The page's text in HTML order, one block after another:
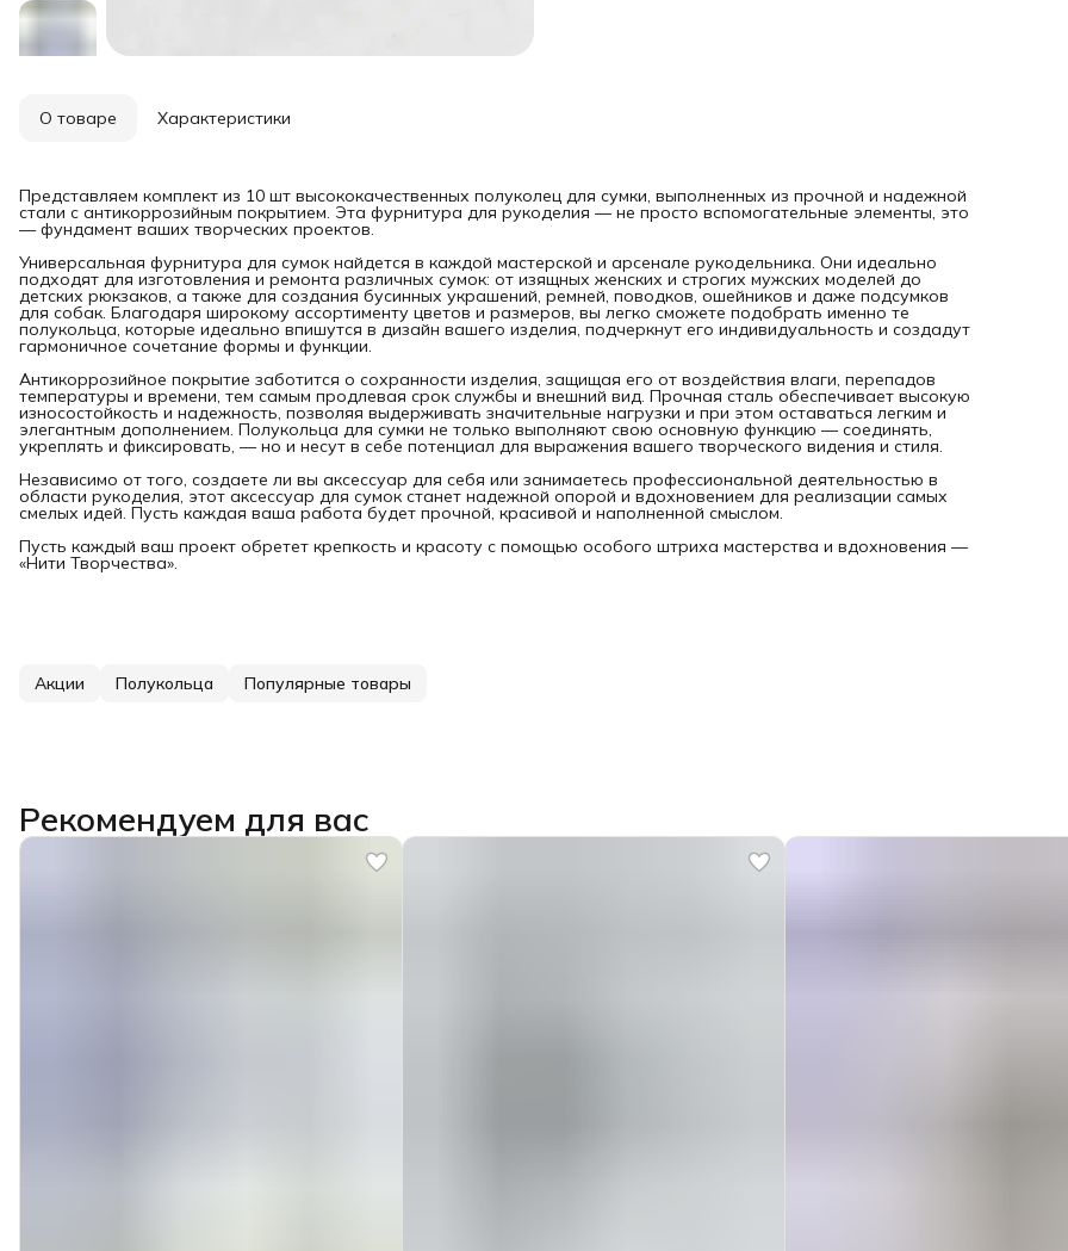
О товаре Характеристики
Представляем комплект из 10 шт высококачественных полуколец для сумки, выполненных из прочной и надежной
стали с антикоррозийным покрытием. Эта фурнитура для рукоделия — не просто вспомогательные элементы, это
— фундамент ваших творческих проектов.
Универсальная фурнитура для сумок найдется в каждой мастерской и арсенале рукодельника. Они идеально
подходят для изготовления и ремонта различных сумок: от изящных женских и строгих мужских моделей до
детских рюкзаков, а также для создания бусинных украшений, ремней, поводков, ошейников и даже подсумков
для собак. Благодаря широкому ассортименту цветов и размеров, вы легко сможете подобрать именно те
полукольца, которые идеально впишутся в дизайн вашего изделия, подчеркнут его индивидуальность и создадут
гармоничное сочетание формы и функции.
Антикоррозийное покрытие заботится о сохранности изделия, защищая его от воздействия влаги, перепадов
температуры и времени, тем самым продлевая срок службы и внешний вид. Прочная сталь обеспечивает высокую
износостойкость и надежность, позволяя выдерживать значительные нагрузки и при этом оставаться легким и
элегантным дополнением. Полукольца для сумки не только выполняют свою основную функцию — соединять,
укреплять и фиксировать, — но и несут в себе потенциал для выражения вашего творческого видения и стиля.
Независимо от того, создаете ли вы аксессуар для себя или занимаетесь профессиональной деятельностью в
области рукоделия, этот аксессуар для сумок станет надежной опорой и вдохновением для реализации самых
смелых идей. Пусть каждая ваша работа будет прочной, красивой и наполненной смыслом.
Пусть каждый ваш проект обретет крепкость и красоту с помощью особого штриха мастерства и вдохновения —
«Нити Творчества».
Акции Полукольца Популярные товары
Рекомендуем для вас